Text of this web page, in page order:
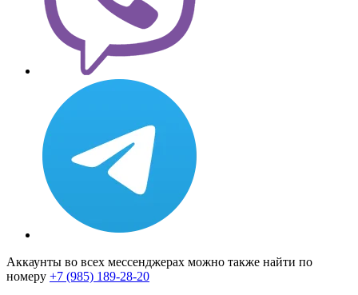
Аккаунты во всех мессенджерах можно также найти по
номеру +7 (985) 189-28-20